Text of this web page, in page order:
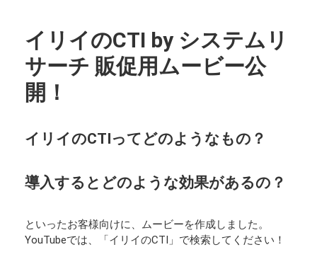
イリイのCTI by システムリ
サーチ 販促用ムービー公
開！
イリイのCTIってどのようなもの？
導入するとどのような効果があるの？
といったお客様向けに、ムービーを作成しました。
YouTubeでは、「イリイのCTI」で検索してください！